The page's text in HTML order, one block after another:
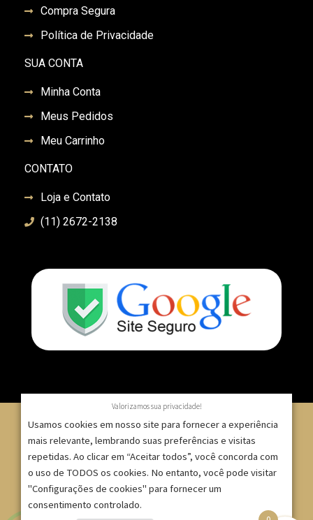
Compra Segura
Política de Privacidade
SUA CONTA
Minha Conta
Meus Pedidos
Meu Carrinho
CONTATO
Loja e Contato
(11) 2672-2138
© 2007 – 2025 – ImpressionModaFesta | Rua Serra de
Japi, 1332 – Tatuapé – São Paulo/SP – CNPJ:
09.271.257/0001-52 |
Valorizamos sua privacidade!
Usamos cookies em nosso site para fornecer a experiência
mais relevante, lembrando suas preferências e visitas
repetidas. Ao clicar em “Aceitar todos”, você concorda com
o uso de TODOS os cookies. No entanto, você pode visitar
"Configurações de cookies" para fornecer um
consentimento controlado.